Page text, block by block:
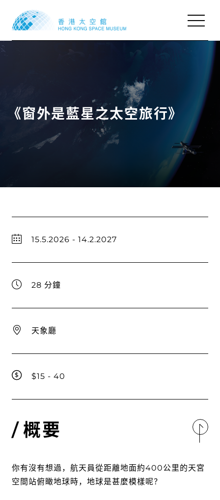
參觀資料及設施
網上資源
參觀資料及設施
網上資源
《窗外是藍星之太空旅行》
15.5.2026 - 14.2.2027
28 分鐘
天象廳
$15 - 40
概要
你有沒有想過，航天員從距離地面約400公里的天宮
空間站俯瞰地球時，地球是甚麼模樣呢？